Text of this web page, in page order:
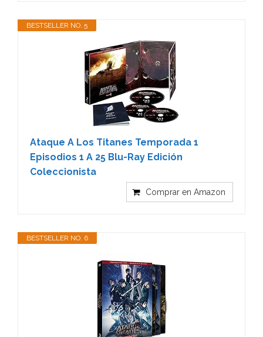
BESTSELLER NO. 5
Ataque A Los Titanes Temporada 1
Episodios 1 A 25 Blu-Ray Edición
Coleccionista
Comprar en Amazon
BESTSELLER NO. 6